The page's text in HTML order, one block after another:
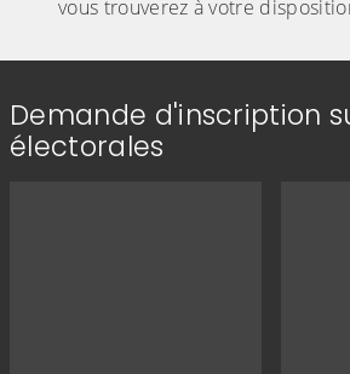
vous trouverez à votre
Demande d'inscription
électorales